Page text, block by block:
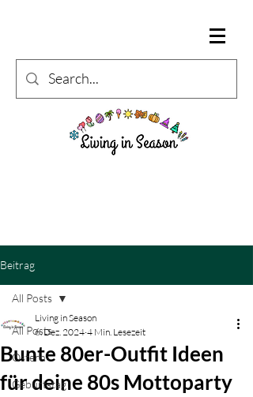
Beitrag
All Posts
Ostern
Geburtstag
All Posts
Bunte 80er-Outfit Ideen
für deine 80s Mottoparty
Living in Season
6. Dez. 2024 4 Min. Lesezeit